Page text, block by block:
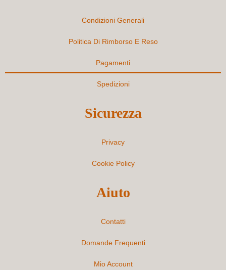
Condizioni Generali
Politica Di Rimborso E Reso
Pagamenti
Spedizioni
Sicurezza
Privacy
Cookie Policy
Aiuto
Contatti
Domande Frequenti
Mio Account